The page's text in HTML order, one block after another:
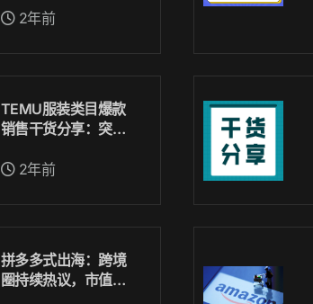
2年前
TEMU服装类目爆款
销售干货分享：突破1
2年前
拼多多式出海：跨境
圈持续热议，市值超